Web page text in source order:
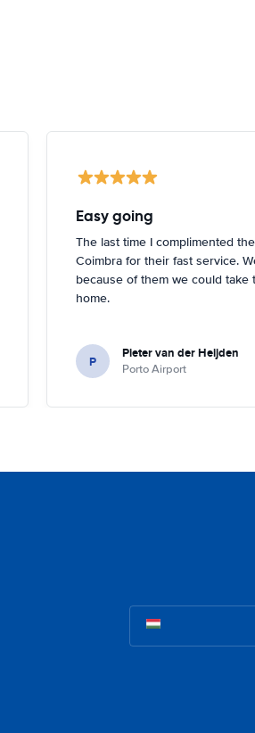
Easy going
The last time I complimented
Coimbra for their fast service.
because of them we could take
home.
P Pieter van der Heijden
Porto Airport